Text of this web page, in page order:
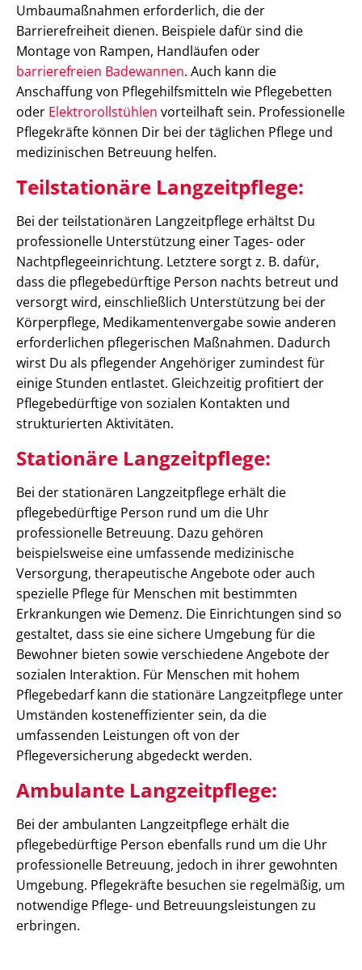
Umbaumaßnahmen erforderlich, die der
Barrierefreiheit dienen. Beispiele dafür sind die
Montage von Rampen, Handläufen oder
barrierefreien Badewannen. Auch kann die
Anschaffung von Pflegehilfsmitteln wie Pflegebetten
oder Elektrorollstühlen vorteilhaft sein. Professionelle
Pflegekräfte können Dir bei der täglichen Pflege und
medizinischen Betreuung helfen.
Teilstationäre Langzeitpflege:
Bei der teilstationären Langzeitpflege erhältst Du
professionelle Unterstützung einer Tages- oder
Nachtpflegeeinrichtung. Letztere sorgt z. B. dafür,
dass die pflegebedürftige Person nachts betreut und
versorgt wird, einschließlich Unterstützung bei der
Körperpflege, Medikamentenvergabe sowie anderen
erforderlichen pflegerischen Maßnahmen. Dadurch
wirst Du als pflegender Angehöriger zumindest für
einige Stunden entlastet. Gleichzeitig profitiert der
Pflegebedürftige von sozialen Kontakten und
strukturierten Aktivitäten.
Stationäre Langzeitpflege:
Bei der stationären Langzeitpflege erhält die
pflegebedürftige Person rund um die Uhr
professionelle Betreuung. Dazu gehören
beispielsweise eine umfassende medizinische
Versorgung, therapeutische Angebote oder auch
spezielle Pflege für Menschen mit bestimmten
Erkrankungen wie Demenz. Die Einrichtungen sind so
gestaltet, dass sie eine sichere Umgebung für die
Bewohner bieten sowie verschiedene Angebote der
sozialen Interaktion. Für Menschen mit hohem
Pflegebedarf kann die stationäre Langzeitpflege unter
Umständen kosteneffizienter sein, da die
umfassenden Leistungen oft von der
Pflegeversicherung abgedeckt werden.
Ambulante Langzeitpflege:
Bei der ambulanten Langzeitpflege erhält die
pflegebedürftige Person ebenfalls rund um die Uhr
professionelle Betreuung, jedoch in ihrer gewohnten
Umgebung. Pflegekräfte besuchen sie regelmäßig, um
notwendige Pflege- und Betreuungsleistungen zu
erbringen.